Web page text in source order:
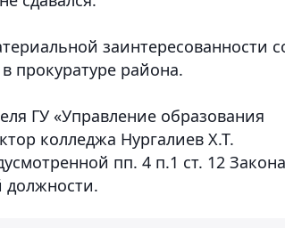
заинтересованности
прокуратуре района.
ГУ «Управление образования
колледжа Нургалиев Х.Т.
пп. 4 п.1 ст. 12 Закона
должности.